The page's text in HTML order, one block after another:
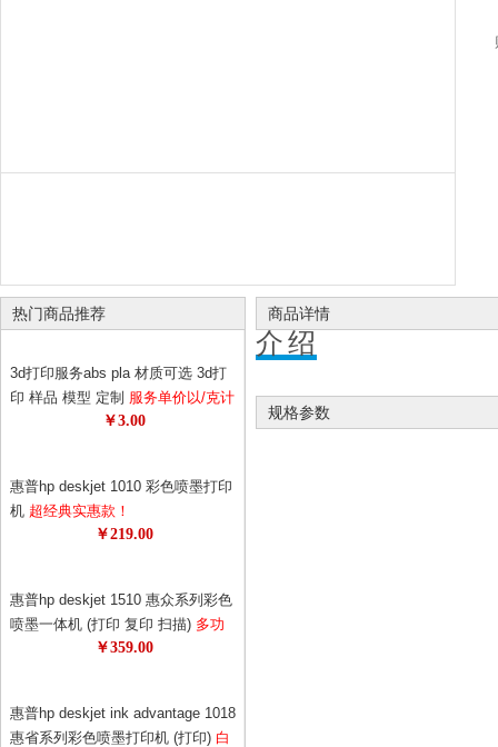
热门商品推荐
3d打印服务abs pla 材质可选 3d打
印 样品 模型 定制 服务单价以/克计
算 请先与客服确认数量 diy个性定
￥3.00
惠普hp deskjet 1010 彩色喷墨打印
机 超经典实惠款！
￥219.00
惠普hp deskjet 1510 惠众系列彩色
喷墨一体机 (打印 复印 扫描) 多功
能，一机多用，耗材更省！1050升
￥359.00
惠普hp deskjet ink advantage 1018
惠省系列彩色喷墨打印机 (打印) 白
商品详情
介绍
规格参数